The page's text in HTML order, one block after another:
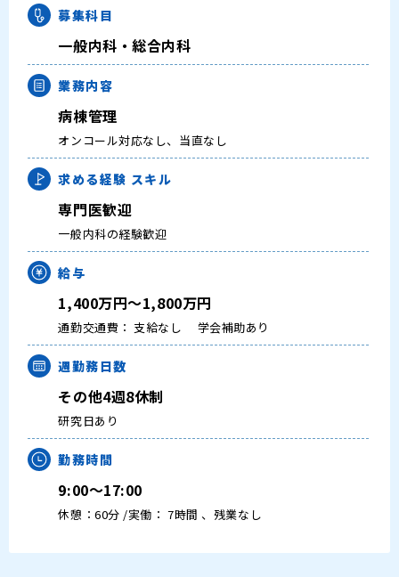
データで見る医師の平均年収
医師に役立つ取材記事
大学医局紹介
募集科目
一般内科・総合内科
業務内容
病棟管理
オンコール対応なし、当直なし
求める経験 スキル
専門医歓迎
一般内科の経験歓迎
給与
1,400万円～1,800万円
通勤交通費： 支給なし 学会補助あり
週勤務日数
その他4週8休制
研究日あり
勤務時間
9:00～17:00
休憩：60分 /実働： 7時間 、残業なし